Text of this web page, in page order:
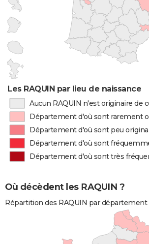
Les RAQUIN par lieu de naissance
Aucun RAQUIN n'est originaire de
Département d'où sont rarement
Département d'où sont peu
Département d'où sont
Département d'où sont très
Où décèdent les RAQUIN ?
Répartition des RAQUIN par département